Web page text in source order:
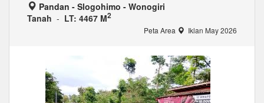
Pandan - Slogohimo - Wonogiri
Tanah - LT: 4467 M2
Peta Area Iklan May 2026